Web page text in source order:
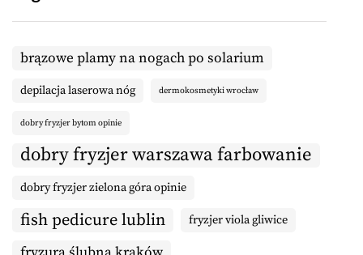
brązowe plamy na nogach po solarium
depilacja laserowa nóg dermokosmetyki wrocław
dobry fryzjer bytom opinie
dobry fryzjer warszawa farbowanie
dobry fryzjer zielona góra opinie
fish pedicure lublin fryzjer viola gliwice